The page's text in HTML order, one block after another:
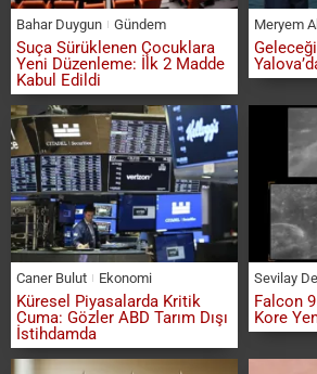
Bahar Duygun Gündem
Suça Sürüklenen Çocuklara
Yeni Düzenleme: İlk 2 Madde
Kabul Edildi
Meryem
Caner Bulut Ekonomi
Küresel Piyasalarda Kritik
Cuma: Gözler ABD Tarım Dışı
İstihdamda
Sevilay
Falcon 9
Kore